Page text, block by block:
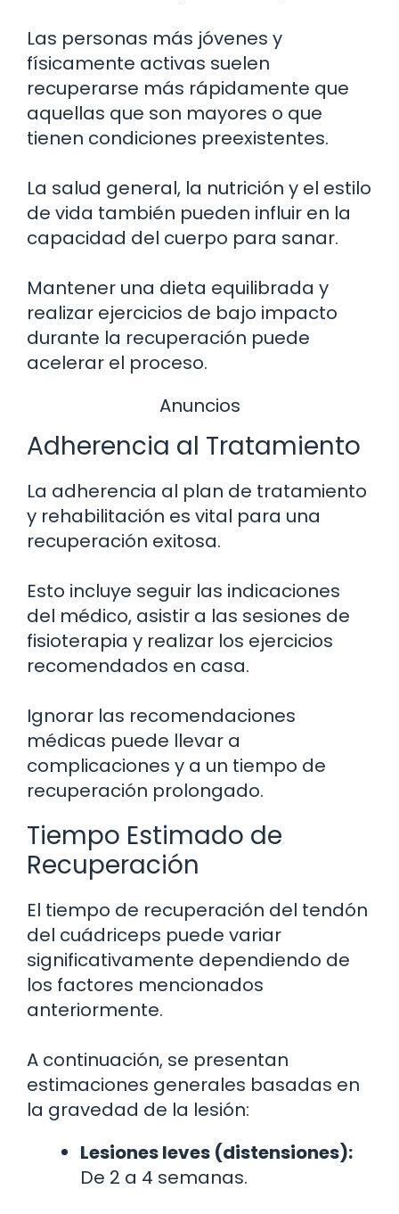
Las personas más jóvenes y
físicamente activas suelen
recuperarse más rápidamente que
aquellas que son mayores o que
tienen condiciones preexistentes.
La salud general, la nutrición y el estilo
de vida también pueden influir en la
capacidad del cuerpo para sanar.
Mantener una dieta equilibrada y
realizar ejercicios de bajo impacto
durante la recuperación puede
acelerar el proceso.
Anuncios
Adherencia al Tratamiento
La adherencia al plan de tratamiento
y rehabilitación es vital para una
recuperación exitosa.
Esto incluye seguir las indicaciones
del médico, asistir a las sesiones de
fisioterapia y realizar los ejercicios
recomendados en casa.
Ignorar las recomendaciones
médicas puede llevar a
complicaciones y a un tiempo de
recuperación prolongado.
Tiempo Estimado de
Recuperación
El tiempo de recuperación del tendón
del cuádriceps puede variar
significativamente dependiendo de
los factores mencionados
anteriormente.
A continuación, se presentan
estimaciones generales basadas en
la gravedad de la lesión:
Lesiones leves (distensiones):
De 2 a 4 semanas.